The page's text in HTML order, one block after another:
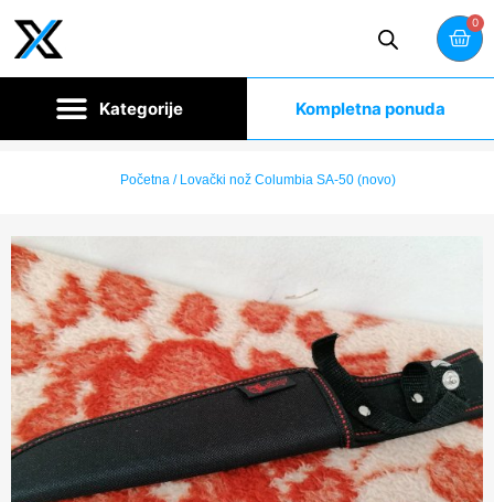
0
Kompletna ponuda
Početna / Lovački nož Columbia SA-50 (novo)